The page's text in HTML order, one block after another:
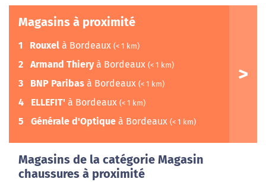
Magasins à proximité
1 Rouxel à Bordeaux (< 1 km)
2 Armand Thieryà Bordeaux (< 1 km)
3 BNP Paribas à Bordeaux (< 1 km)
4 ELLEFIT' à Bordeaux (< 1 km)
5 Générale d'Optique à Bordeaux (< 1 km)
Magasins de la catégorie Magasin
chaussures à proximité